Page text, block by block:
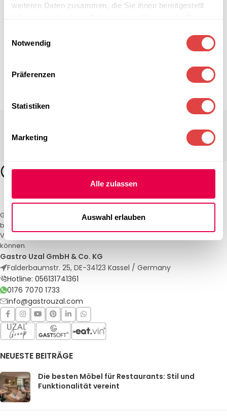
weiteren Daten zusammen, die Sie ihnen bereitgestellt
Notwendig
Präferenzen
Statistiken
Marketing
Alle zulassen
Auswahl erlauben
Gastro Uzal – Ihr Spezialist für Gastronomiemöbel und -textilien. Wir
bieten maßgeschneiderte Lösungen für Restaurants, Hotels und
Veranstaltungen. Qualität und Service, auf die Sie sich verlassen
können.
Gastro Uzal GmbH & Co. KG
Falderbaumstr. 25, DE-34123 Kassel / Germany
Hotline: 056131741361
0176 7070 1733
info@gastrouzal.com
NEUESTE BEITRÄGE
Die besten Möbel für Restaurants: Stil und
Funktionalität vereint